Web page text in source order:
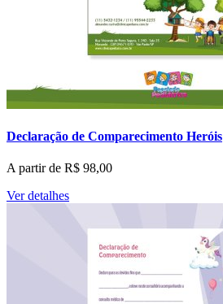
Declaração de Comparecimento Heróis
A partir de R$ 98,00
Ver detalhes